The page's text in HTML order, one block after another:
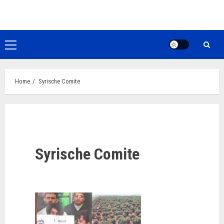
de
inhoudPrimair
menu
Home Syrische Comite
Syrische Comite